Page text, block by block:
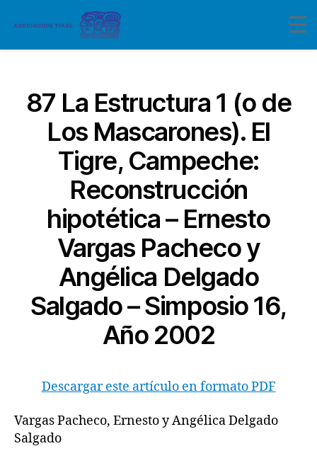
87 La Estructura 1 (o de
Los Mascarones). El
Tigre, Campeche:
Reconstrucción
hipotética – Ernesto
Vargas Pacheco y
Angélica Delgado
Salgado – Simposio 16,
Año 2002
Descargar este artículo en formato PDF
Vargas Pacheco, Ernesto y Angélica Delgado
Salgado